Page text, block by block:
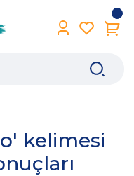
kelimesi